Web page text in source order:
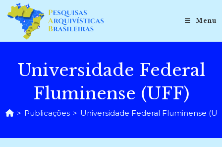
para
conteúdo
Menu
Universidade Federal
Fluminense (UFF)
> Publicações > Universidade Federal Fluminense